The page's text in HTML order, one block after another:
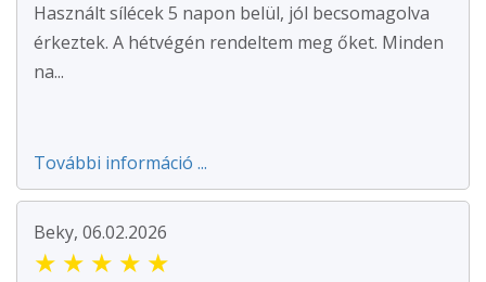
Használt sílécek 5 napon belül, jól becsomagolva
érkeztek. A hétvégén rendeltem meg őket. Minden
na...
További információ ...
Beky, 06.02.2026
★ ★ ★ ★ ★